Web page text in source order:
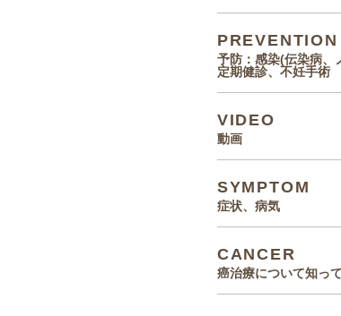
PREVENTION
予防：感染(伝染病、
定期健診、不妊手術
VIDEO
動画
SYMPTOM
症状、病気
CANCER
癌治療について知っ